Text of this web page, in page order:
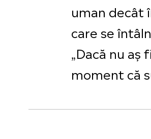
uman decât
care se
„Dacă nu
moment că